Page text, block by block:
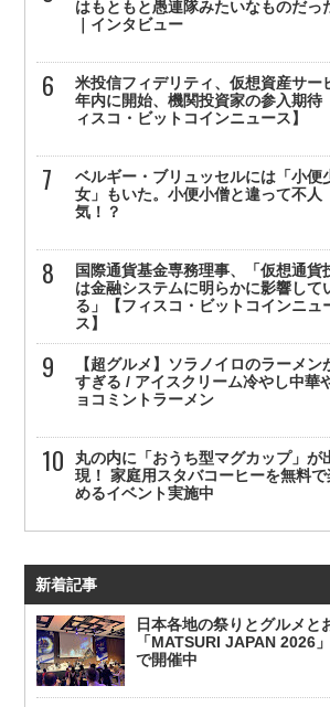
はもともと愚連隊みたいなものだっ
｜インタビュー
米投信フィデリティ、仮想資産サー
年内に開始、機関投資家の参入期待
ィスコ・ビットコインニュース】
ベルギー・ブリュッセルには「小便
女」もいた。小便小僧と違って不人
気！？
国際通貨基金専務理事、「仮想通貨
は金融システムに明らかに影響して
る」【フィスコ・ビットコインニュ
ス】
【超グルメ】ソラノイロのラーメン
すぎる / アイスクリーム冷やし中華
ョコミントラーメン
丸の内に「おうち型マグカップ」が
現！ 家庭用スタバコーヒーを無料で
めるイベント実施中
新着記事
日本各地の祭りとグルメと
「MATSURI JAPAN 2026
で開催中